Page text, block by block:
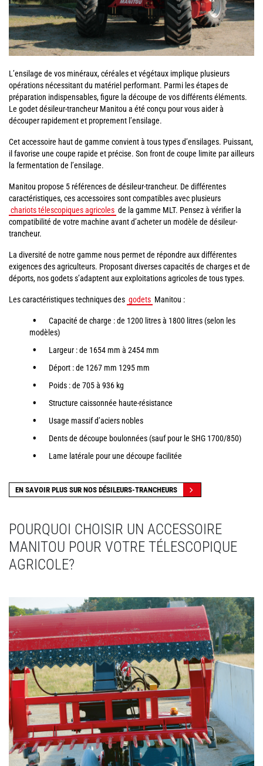
L’ensilage de vos minéraux, céréales et végétaux implique plusieurs
opérations nécessitant du matériel performant. Parmi les étapes de
préparation indispensables, figure la découpe de vos différents éléments.
Le godet désileur-trancheur Manitou a été conçu pour vous aider à
découper rapidement et proprement l’ensilage.
Cet accessoire haut de gamme convient à tous types d’ensilages. Puissant,
il favorise une coupe rapide et précise. Son front de coupe limite par ailleurs
la fermentation de l’ensilage.
Manitou propose 5 références de désileur-trancheur. De différentes
caractéristiques, ces accessoires sont compatibles avec plusieurs
chariots télescopiques agricoles de la gamme MLT. Pensez à vérifier la
compatibilité de votre machine avant d’acheter un modèle de désileur-
trancheur.
La diversité de notre gamme nous permet de répondre aux différentes
exigences des agriculteurs. Proposant diverses capacités de charges et de
déports, nos godets s’adaptent aux exploitations agricoles de tous types.
Les caractéristiques techniques des godets Manitou :
Capacité de charge : de 1200 litres à 1800 litres (selon les
modèles)
Largeur : de 1654 mm à 2454 mm
Déport : de 1267 mm 1295 mm
Poids : de 705 à 936 kg
Structure caissonnée haute-résistance
Usage massif d’aciers nobles
Dents de découpe boulonnées (sauf pour le SHG 1700/850)
Lame latérale pour une découpe facilitée
EN SAVOIR PLUS SUR NOS DÉSILEURS-TRANCHEURS
POURQUOI CHOISIR UN ACCESSOIRE
MANITOU POUR VOTRE TÉLESCOPIQUE
AGRICOLE?